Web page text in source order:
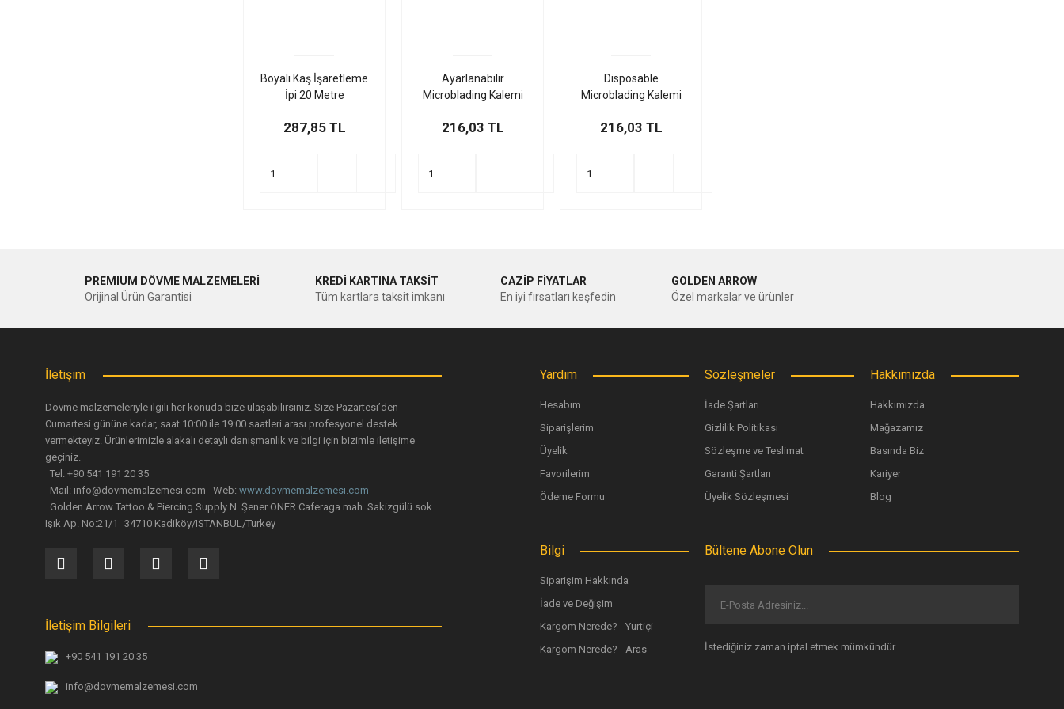
Boyalı Kaş İşaretleme
İpi 20 Metre
287,85 TL
Ayarlanabilir
Microblading Kalemi
216,03 TL
Disposable
Microblading Kalemi
216,03 TL
PREMIUM DÖVME MALZEMELERİ
Orijinal Ürün Garantisi
KREDİ KARTINA TAKSİT
Tüm kartlara taksit imkanı
CAZİP FİYATLAR
En iyi fırsatları keşfedin
GOLDEN ARROW
Özel markalar ve ürünler
İletişim
Dövme malzemeleriyle ilgili her konuda bize ulaşabilirsiniz. Size Pazartesi’den
Cumartesi gününe kadar, saat 10:00 ile 19:00 saatleri arası profesyonel destek
vermekteyiz. Ürünlerimizle alakalı detaylı danışmanlık ve bilgi için bizimle iletişime
geçiniz.
Tel. +90 541 191 20 35
Mail: info@dovmemalzemesi.com Web: www.dovmemalzemesi.com
Golden Arrow Tattoo & Piercing Supply N. Şener ÖNER Caferaga mah. Sakizgülü sok.
Işık Ap. No:21/1 34710 Kadiköy/ISTANBUL/Turkey
İletişim Bilgileri
+90 541 191 20 35
info@dovmemalzemesi.com
Yardım
Hesabım
Siparişlerim
Üyelik
Favorilerim
Ödeme Formu
Sözleşmeler
İade Şartları
Gizlilik Politikası
Sözleşme ve Teslimat
Garanti Şartları
Üyelik Sözleşmesi
Hakkımızda
Hakkımızda
Mağazamız
Basında Biz
Kariyer
Blog
Bilgi
Siparişim Hakkında
İade ve Değişim
Kargom Nerede? - Yurtiçi
Kargom Nerede? - Aras
Bültene Abone Olun
İstediğiniz zaman iptal etmek mümkündür.